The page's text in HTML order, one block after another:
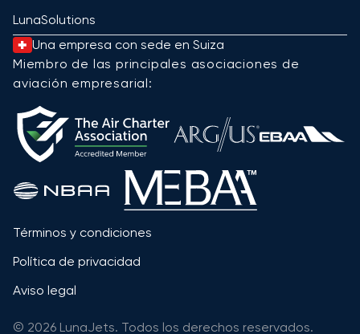
LunaSolutions
Una empresa con sede en Suiza
Miembro de las principales asociaciones de
aviación empresarial:
Términos y condiciones
Política de privacidad
Aviso legal
© 2026 LunaJets. Todos los derechos reservados.